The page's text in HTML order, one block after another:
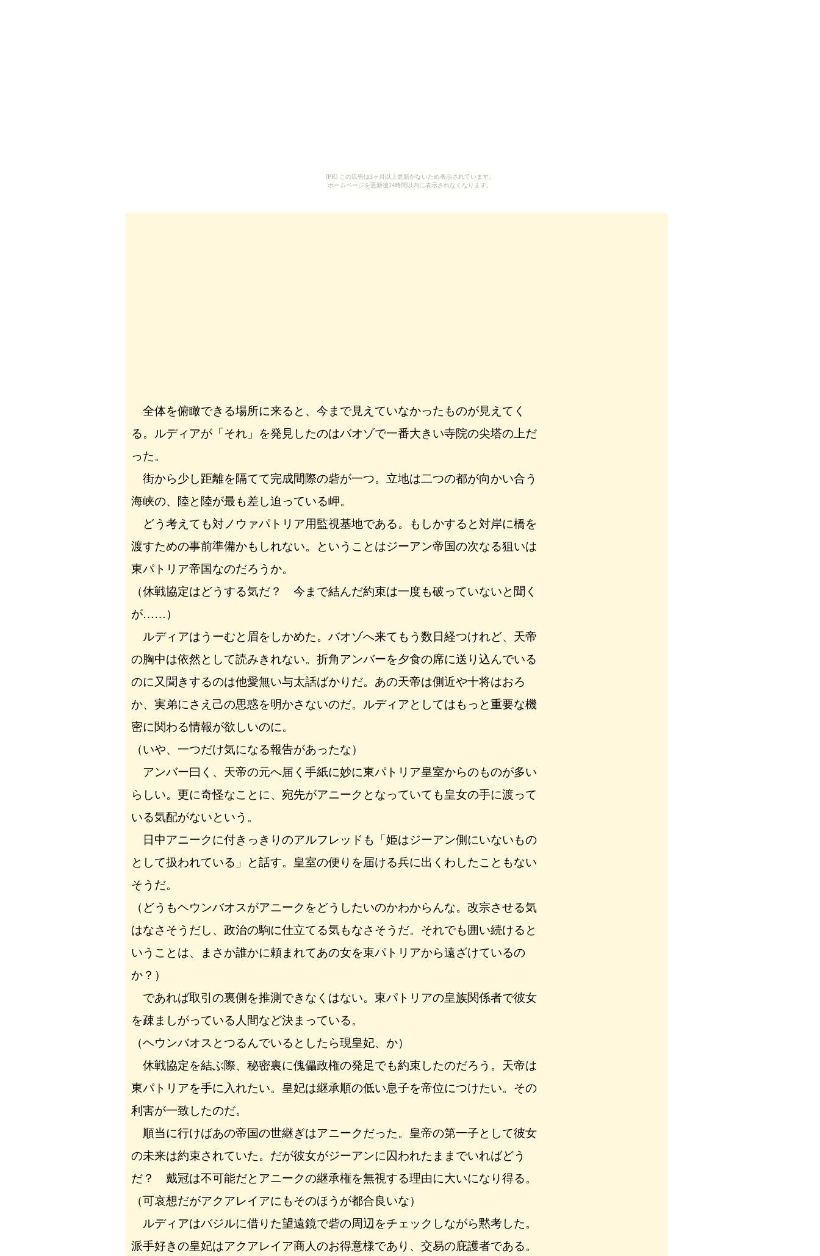
[PR] この広告は3ヶ月以上更新がないため表示されています。
ホームページを更新後24時間以内に表示されなくなります。
全体を俯瞰できる場所に来ると、今まで見えていなかったものが見えてく
る。ルディアが「それ」を発見したのはバオゾで一番大きい寺院の尖塔の上だ
った。
街から少し距離を隔てて完成間際の砦が一つ。立地は二つの都が向かい合う
海峡の、陸と陸が最も差し迫っている岬。
どう考えても対ノウァパトリア用監視基地である。もしかすると対岸に橋を
渡すための事前準備かもしれない。ということはジーアン帝国の次なる狙いは
東パトリア帝国なのだろうか。
（休戦協定はどうする気だ？ 今まで結んだ約束は一度も破っていないと聞く
が……）
ルディアはうーむと眉をしかめた。バオゾへ来てもう数日経つけれど、天帝
の胸中は依然として読みきれない。折角アンバーを夕食の席に送り込んでいる
のに又聞きするのは他愛無い与太話ばかりだ。あの天帝は側近や十将はおろ
か、実弟にさえ己の思惑を明かさないのだ。ルディアとしてはもっと重要な機
密に関わる情報が欲しいのに。
（いや、一つだけ気になる報告があったな）
アンバー曰く、天帝の元へ届く手紙に妙に東パトリア皇室からのものが多い
らしい。更に奇怪なことに、宛先がアニークとなっていても皇女の手に渡って
いる気配がないという。
日中アニークに付きっきりのアルフレッドも「姫はジーアン側にいないもの
として扱われている」と話す。皇室の便りを届ける兵に出くわしたこともない
そうだ。
（どうもヘウンバオスがアニークをどうしたいのかわからんな。改宗させる気
はなさそうだし、政治の駒に仕立てる気もなさそうだ。それでも囲い続けると
いうことは、まさか誰かに頼まれてあの女を東パトリアから遠ざけているの
か？）
であれば取引の裏側を推測できなくはない。東パトリアの皇族関係者で彼女
を疎ましがっている人間など決まっている。
（ヘウンバオスとつるんでいるとしたら現皇妃、か）
休戦協定を結ぶ際、秘密裏に傀儡政権の発足でも約束したのだろう。天帝は
東パトリアを手に入れたい。皇妃は継承順の低い息子を帝位につけたい。その
利害が一致したのだ。
順当に行けばあの帝国の世継ぎはアニークだった。皇帝の第一子として彼女
の未来は約束されていた。だが彼女がジーアンに囚われたままでいればどう
だ？ 戴冠は不可能だとアニークの継承権を無視する理由に大いになり得る。
（可哀想だがアクアレイアにもそのほうが都合良いな）
ルディアはバジルに借りた望遠鏡で砦の周辺をチェックしながら黙考した。
派手好きの皇妃はアクアレイア商人のお得意様であり、交易の庇護者である。